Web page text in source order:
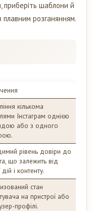
приберіть шаблони й
плавним розганянням.
кількома
Інстаграм однією
або з одного
рівень довіри до
що залежить від
дій і контенту.
стан
на пристрої або
профілі.